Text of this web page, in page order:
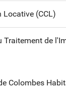
Locative (CCL)
de
Colombes